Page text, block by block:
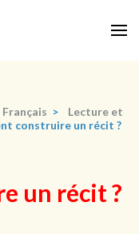
Français >
Lecture et
construire un récit ?
un récit ?